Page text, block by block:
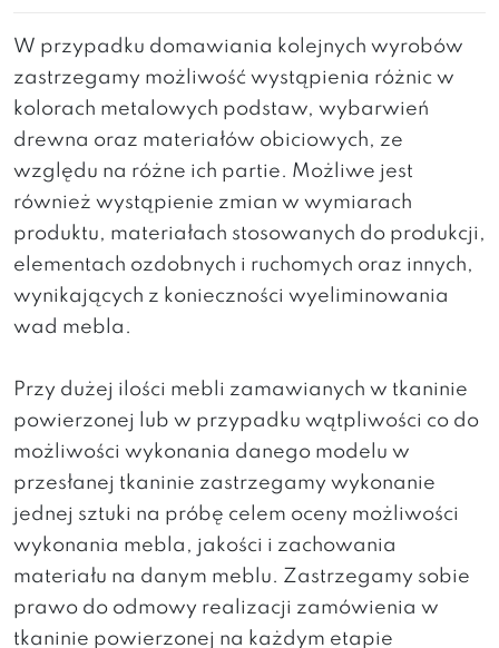
W przypadku domawiania kolejnych wyrobów
zastrzegamy możliwość wystąpienia różnic w
kolorach metalowych podstaw, wybarwień
drewna oraz materiałów obiciowych, ze
względu na różne ich partie. Możliwe jest
również wystąpienie zmian w wymiarach
produktu, materiałach stosowanych do produkcji,
elementach ozdobnych i ruchomych oraz innych,
wynikających z konieczności wyeliminowania
wad mebla.
Przy dużej ilości mebli zamawianych w tkaninie
powierzonej lub w przypadku wątpliwości co do
możliwości wykonania danego modelu w
przesłanej tkaninie zastrzegamy wykonanie
jednej sztuki na próbę celem oceny możliwości
wykonania mebla, jakości i zachowania
materiału na danym meblu. Zastrzegamy sobie
prawo do odmowy realizacji zamówienia w
tkaninie powierzonej na każdym etapie